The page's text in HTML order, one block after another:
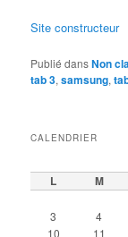
Site constructeur
Publié dansNon
tab 3,samsung,
CALENDRIER
L M
3
4
10
11